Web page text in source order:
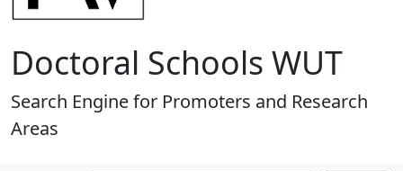
Doctoral Schools WUT
Search Engine for Promoters and Research
Areas